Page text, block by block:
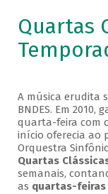
Quartas
A música erudita
BNDES. Em
quarta-feira com
início oferecia ao
Orquestra
Quartas
semanais,
as quartas-feiras